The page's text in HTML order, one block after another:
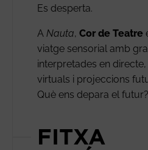
Es desperta.
A Nauta, Cor de Teatre
viatge sensorial amb
interpretades en
virtuals i projeccions
Què ens depara el futur?
FITXA